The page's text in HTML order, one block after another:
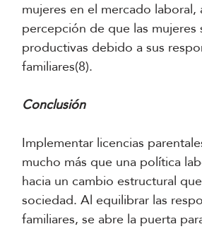
mujeres en el mercado laboral,
percepción de que las mujeres
productivas debido a sus
familiares​(8).
Conclusión
Implementar licencias
mucho más que una política
hacia un cambio estructural
sociedad. Al equilibrar las
familiares, se abre la puerta